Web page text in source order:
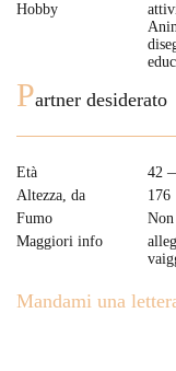
Hobby
Partner desiderato
Età
42
Altezza, da
176
Fumo
Maggiori info
Mandami una